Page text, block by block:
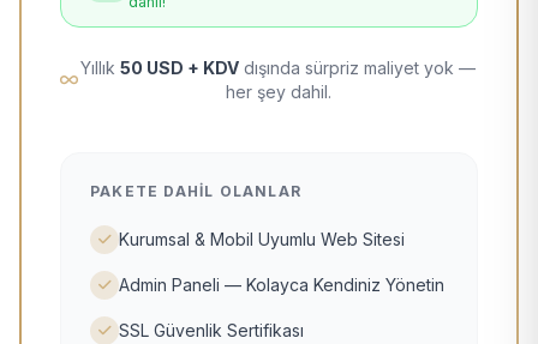
Yıllık 50 USD + KDV dışında sürpriz maliyet yok —
her şey dahil.
PAKETE DAHIL OLANLAR
Kurumsal & Mobil Uyumlu Web Sitesi
Admin Paneli — Kolayca Kendiniz Yönetin
SSL Güvenlik Sertifikası